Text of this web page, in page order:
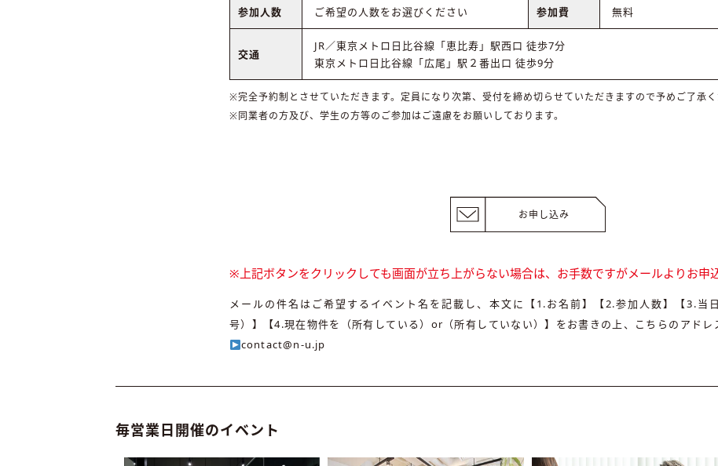
参加人数 ご希望の人数をお選びください 参加費 無料
交通
JR／東京メトロ日比谷線「恵比寿」駅西口 徒歩7分
東京メトロ日比谷線「広尾」駅２番出口 徒歩9分
※完全予約制とさせていただきます。定員になり次第、受付を締め切らせていただきますので予めご了承く
※同業者の方及び、学生の方等のご参加はご遠慮をお願いしております。
お申し込み
※上記ボタンをクリックしても画面が立ち上がらない場合は、お手数ですがメールよりお申
メールの件名はご希望するイベント名を記載し、本文に【1.お名前】【2.参加人数】【3.当
号）】【4.現在物件を（所有している）or（所有していない）】をお書きの上、こちらのアドレ
contact@n-u.jp
毎営業日開催のイベント